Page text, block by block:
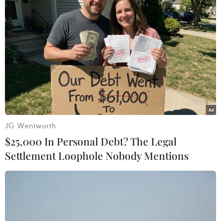
ảnh hiện đại và chiều sâu nghệ thuật là phim
ngắn quảng bá du lịch“50 FLASHES.”
Bộ phim không đơn thuần giới thiệu các điểm
đến nổi bật, mỗi khung hình, mỗi địa danh, mỗi
câu chuyện đều được kể bằng kỹ thuật điện ảnh
tinh tế, giàu chiều sâu, đan xen các yếu tố phiêu
lưu, giả tưởng, kỳ ảo - mở ra một góc nhìn hoàn
toàn mới về Thành phố Hồ Chí Minh.
Chỉ hơn 1 ngày ra mắt trên mạng xã hội,
FLASHESđã nhanh chóng tạo hiệu ứng lan tỏa
mạnh mẽ với trên 97.000 lượt xem, 34.400 lượt
JG Wentworth
$25,000 In Personal Debt? The Legal
Settlement Loophole Nobody Mentions